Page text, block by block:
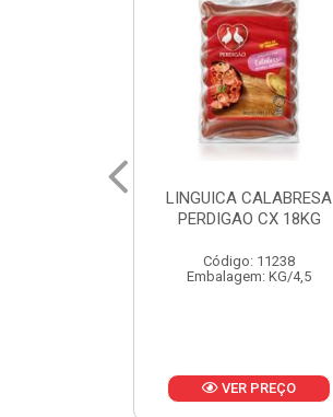
MORTADELA PERDIGAO
FRANGO CAIXA 14KG
Código: 1219
Embalagem: KG/14
VER PREÇO